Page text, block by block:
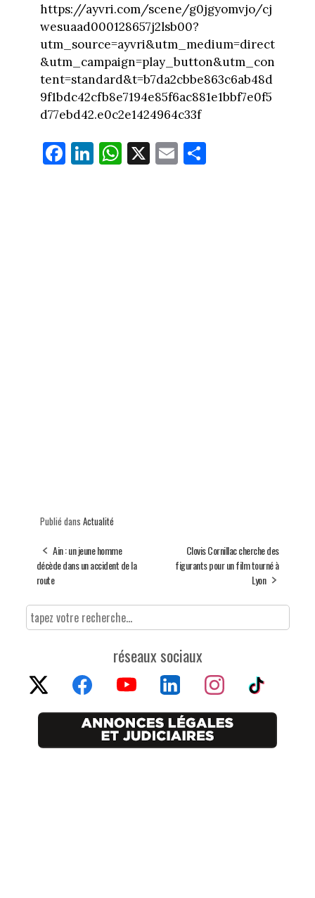
https://ayvri.com/scene/g0jgyomvjo/cj
wesuaad000128657j2lsb00?
utm_source=ayvri&utm_medium=direct
&utm_campaign=play_button&utm_con
tent=standard&t=b7da2cbbe863c6ab48d
9f1bdc42cfb8e7194e85f6ac881e1bbf7e0f5
d77ebd42.e0c2e1424964c33f
Fa
ce
Li
nk
W
ha
X E
m
Pa
Publié dans Actualité
Ain : un jeune homme
décède dans un accident de la
route
Clovis Cornillac cherche des
figurants pour un film tourné à
Lyon
réseaux sociaux